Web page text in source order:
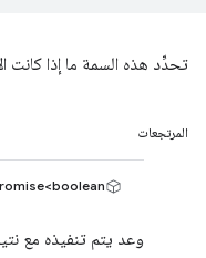
تحدِّد هذه السمة ما إذا كانت
المرتجعات
وعد يتم تنفيذه مع